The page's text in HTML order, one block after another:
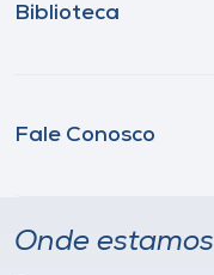
Biblioteca
Fale Conosco
Onde estamos